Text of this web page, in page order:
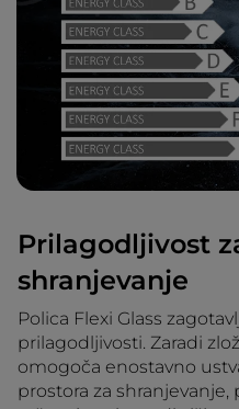
Prilagodljivost
shranjevanje
Polica Flexi Glass
prilagodljivosti. Zaradi
omogoča enostavno
prostora za